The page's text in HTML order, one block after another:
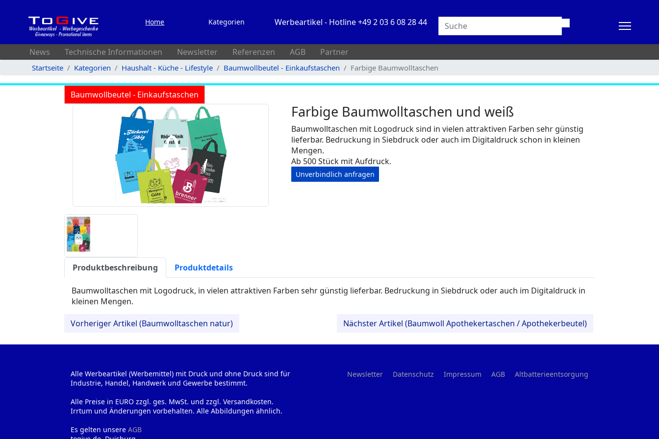
Home Kategorien Werbeartikel - Hotline +49 2 03 6 08 28 44
News Technische Informationen Newsletter Referenzen AGB Partner
Startseite Kategorien Haushalt - Küche - Lifestyle Baumwollbeutel - Einkaufstaschen Farbige Baumwolltaschen
Baumwollbeutel - Einkaufstaschen
Farbige Baumwolltaschen und weiß
Baumwolltaschen mit Logodruck sind in vielen attraktiven Farben sehr günstig
lieferbar. Bedruckung in Siebdruck oder auch im Digitaldruck schon in kleinen
Mengen.
Ab 500 Stück mit Aufdruck.
Unverbindlich anfragen
Produktbeschreibung Produktdetails
Baumwolltaschen mit Logodruck, in vielen attraktiven Farben sehr günstig lieferbar. Bedruckung in Siebdruck oder auch im Digitaldruck in
kleinen Mengen.
Vorheriger Artikel (Baumwolltaschen natur) Nächster Artikel (Baumwoll Apothekertaschen / Apothekerbeutel)
Alle Werbeartikel (Werbemittel) mit Druck und ohne Druck sind für
Industrie, Handel, Handwerk und Gewerbe bestimmt.
Alle Preise in EURO zzgl. ges. MwSt. und zzgl. Versandkosten.
Irrtum und Änderungen vorbehalten. Alle Abbildungen ähnlich.
Es gelten unsere AGB
Newsletter Datenschutz Impressum AGB Altbatterieentsorgung